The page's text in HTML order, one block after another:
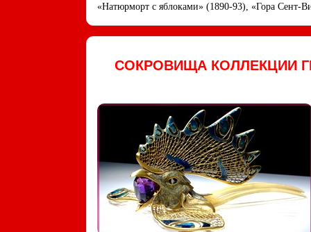
«Натюрморт с яблоками» (1890-93), «Гора Сент-
СОКРОВИЩА КОЛЛЕКЦИИ